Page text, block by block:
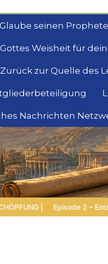
Glaube seinen
Gottes Weisheit für
Zurück zur Quelle des
Nachrichten
– Wenn Reaktion